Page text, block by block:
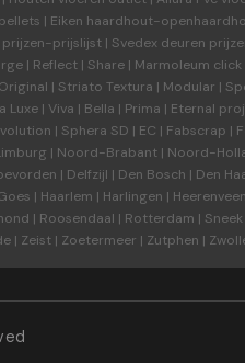
| Eiken haardhout-
prijzen-prijslijst | Svedex deuren
| Reflect | Share | Marmoleum click
| Striato Textura | Modular |
Luxe| Viva | Bella | Prima | Eternal
| Sphera SD | EC | Fabscrap |
| Noord-Brabant | Noord-
| Delfzijl | Den Bosch | Den
| Haarlem | Harlingen | Heerenveen
| Roosendaal | Rotterdam | Sneek
| Zeist | Zoetermeer | Zutphen |